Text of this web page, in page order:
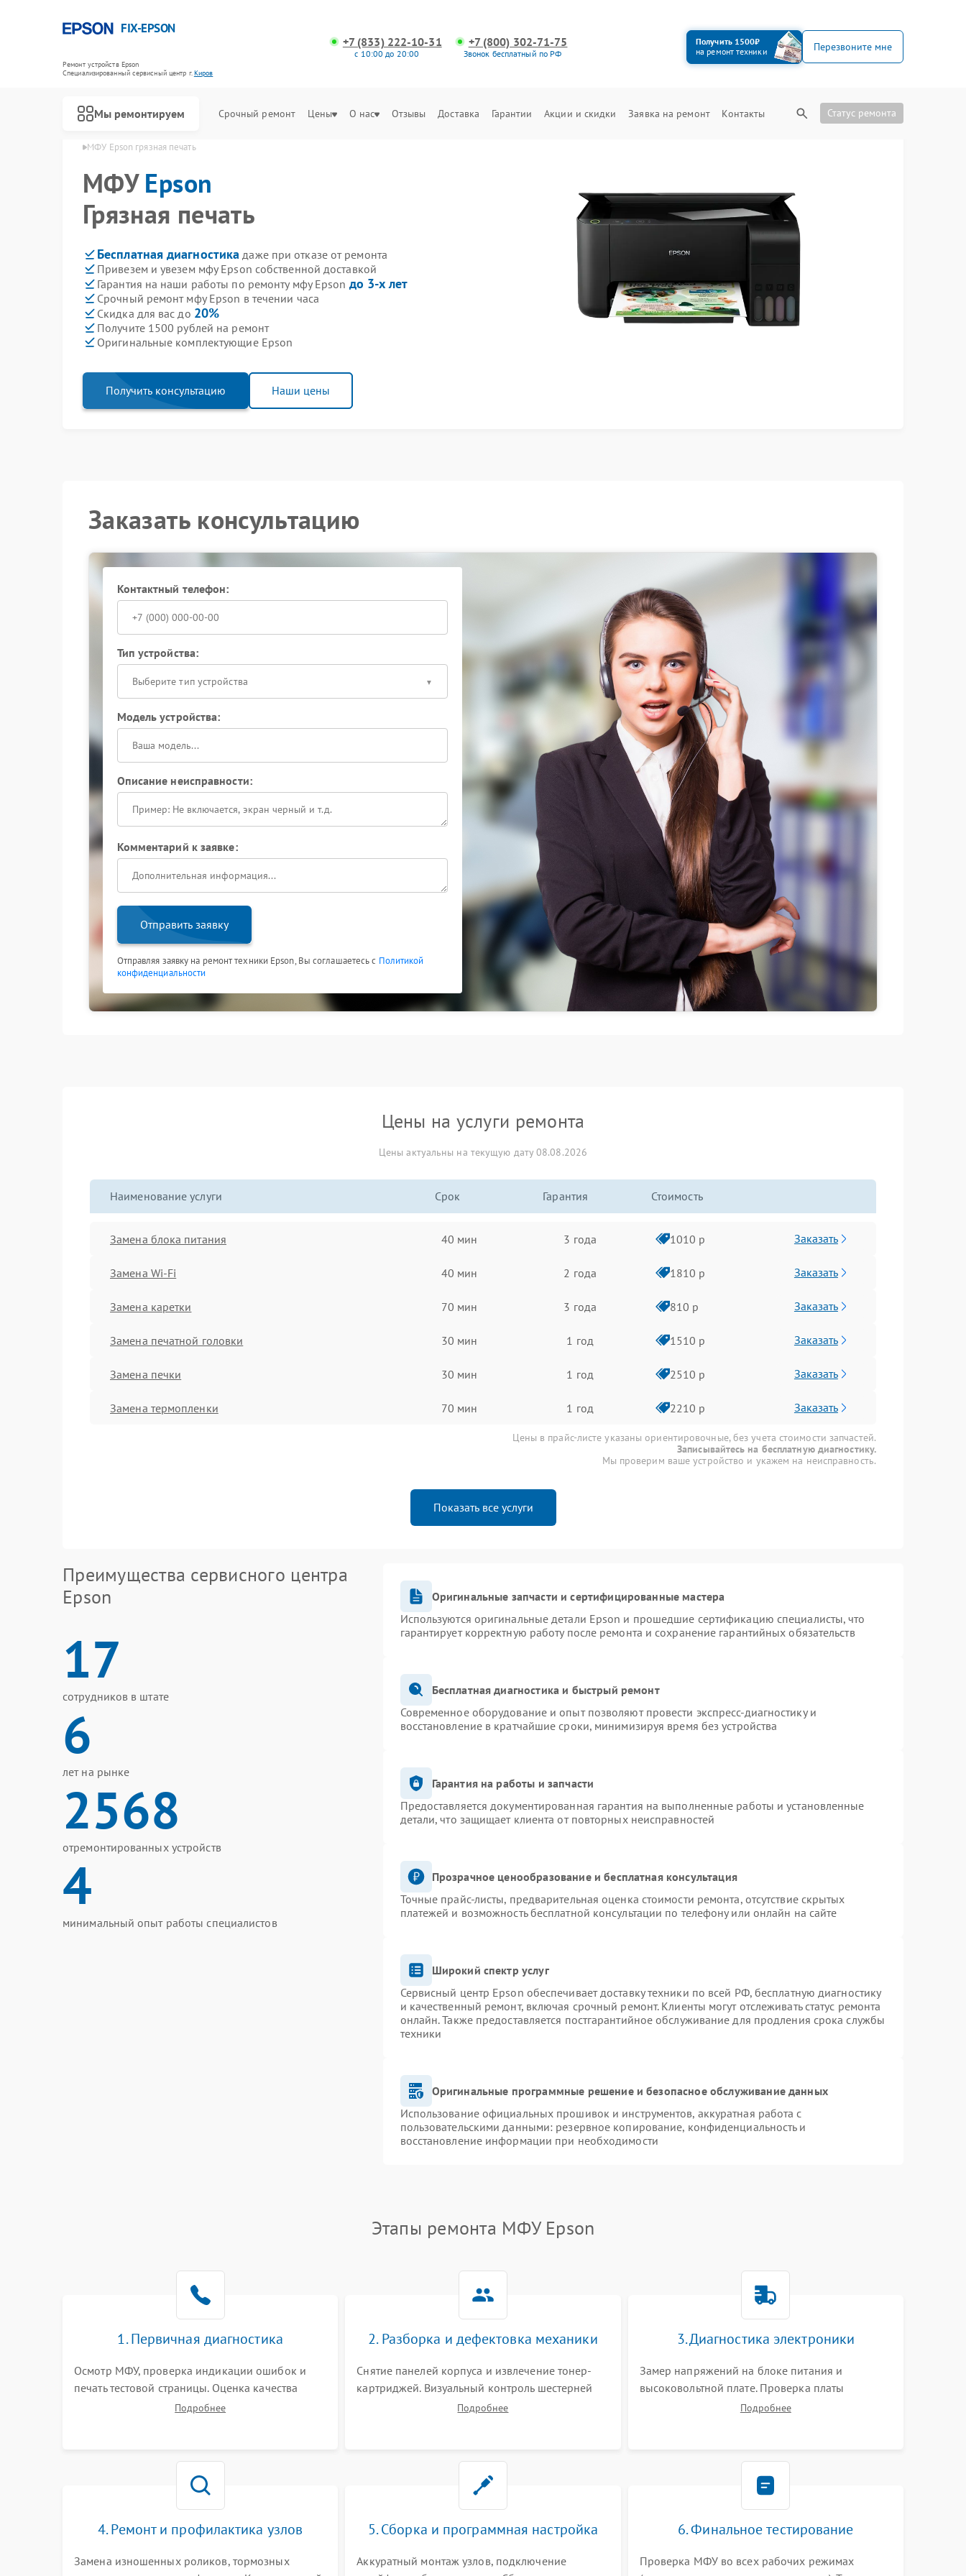
FIX-EPSON
Ремонт устройств Epson
Специализированный cервисный центр г.Киров
+7 (833) 222-10-31
с 10:00 до 20:00
+7 (800) 302-71-75
Звонок бесплатный по РФ
Получить 1500₽
на ремонт техники
Перезвоните мне
Мы ремонтируем Срочный ремонт Цены О нас Отзывы Доставка Гарантии Акции и скидки Заявка на ремонт Контакты Статус ремонта
Epson в Кирове МФУ Epson грязная печать
МФУEpson
Грязная печать
Бесплатная диагностика даже при отказе от ремонта
Привезем и увезем мфу Epson собственной доставкой
Гарантия на наши работы по ремонту мфу Epson до 3-х лет
Срочный ремонт мфу Epson в течении часа
Скидка для вас до 20%
Получите 1500 рублей на ремонт
Оригинальные комплектующие Epson
Получить консультацию Наши цены
Заказать консультацию
Контактный телефон:
Тип устройства:
Выберите тип устройства
Модель устройства:
Описание неисправности:
Комментарий к заявке:
Отправить заявку
Отправляя заявку на ремонт техники Epson, Вы соглашаетесь с Политикой
конфиденциальности
Цены на услуги ремонта
Цены актуальны на текущую дату 08.08.2026
Наименование услуги Срок Гарантия Стоимость
Замена блока питания 40 мин 3 года 1010 р Заказать
Замена Wi-Fi 40 мин 2 года 1810 р Заказать
Замена каретки 70 мин 3 года 810 р Заказать
Замена печатной головки 30 мин 1 год 1510 р Заказать
Замена печки 30 мин 1 год 2510 р Заказать
Замена термопленки 70 мин 1 год 2210 р Заказать
Цены в прайс-листе указаны ориентировочные, без учета стоимости запчастей.
Записывайтесь на бесплатную диагностику.
Мы проверим ваше устройство и укажем на неисправность.
Показать все услуги
Преимущества сервисного центра
Epson
17
сотрудников в штате
6
лет на рынке
2568
отремонтированных устройств
4
минимальный опыт работы специалистов
Оригинальные запчасти и сертифицированные мастера
Используются оригинальные детали Epson и прошедшие сертификацию специалисты, что
гарантирует корректную работу после ремонта и сохранение гарантийных обязательств
Бесплатная диагностика и быстрый ремонт
Современное оборудование и опыт позволяют провести экспресс-диагностику и
восстановление в кратчайшие сроки, минимизируя время без устройства
Гарантия на работы и запчасти
Предоставляется документированная гарантия на выполненные работы и установленные
детали, что защищает клиента от повторных неисправностей
Прозрачное ценообразование и бесплатная консультация
Точные прайс-листы, предварительная оценка стоимости ремонта, отсутствие скрытых
платежей и возможность бесплатной консультации по телефону или онлайн на сайте
Широкий спектр услуг
Сервисный центр Epson обеспечивает доставку техники по всей РФ, бесплатную диагностику
и качественный ремонт, включая срочный ремонт. Клиенты могут отслеживать статус ремонта
онлайн. Также предоставляется постгарантийное обслуживание для продления срока службы
техники
Оригинальные программные решение и безопасное обслуживание данных
Использование официальных прошивок и инструментов, аккуратная работа с
пользовательскими данными: резервное копирование, конфиденциальность и
восстановление информации при необходимости
Этапы ремонта МФУ Epson
1. Первичная диагностика
Осмотр МФУ, проверка индикации ошибок и
печать тестовой страницы. Оценка качества
захвата бумаги и работы сканирующей линейки.
Подробнее
2. Разборка и дефектовка механики
Снятие панелей корпуса и извлечение тонер-
картриджей. Визуальный контроль шестерней
редуктора, роликов захвата, термопленки и
Подробнее
3. Диагностика электроники
Замер напряжений на блоке питания и
высоковольтной плате. Проверка платы
форматирования, целостности плоских шлейфов
Подробнее
4. Ремонт и профилактика узлов
Замена изношенных роликов, тормозных
5. Сборка и программная настройка
Аккуратный монтаж узлов, подключение
6. Финальное тестирование
Проверка МФУ во всех рабочих режимах